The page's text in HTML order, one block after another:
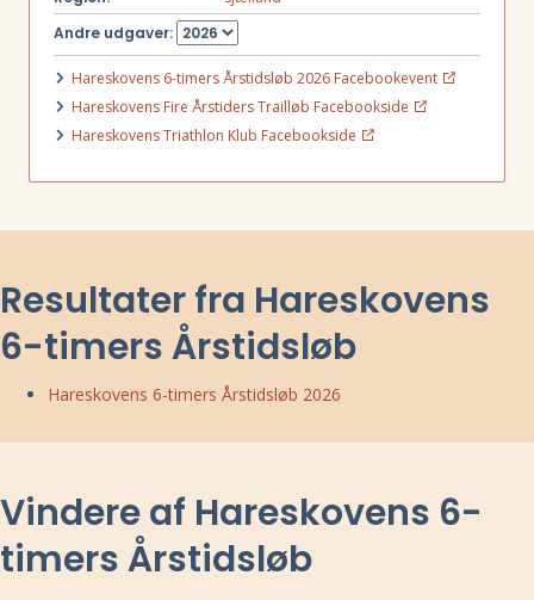
Andre udgaver:
Hareskovens 6-timers Årstidsløb 2026 Facebookevent
Hareskovens Fire Årstiders Trailløb Facebookside
Hareskovens Triathlon Klub Facebookside
Resultater fra Hareskovens
6-timers Årstidsløb
Hareskovens 6-timers Årstidsløb 2026
Vindere af Hareskovens 6-
timers Årstidsløb